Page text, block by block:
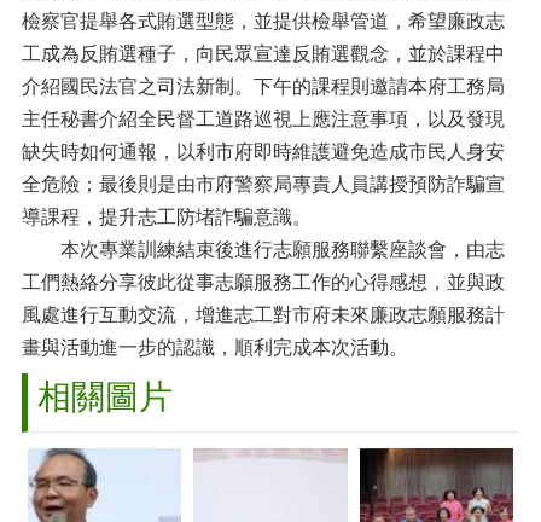
檢察官提舉各式賄選型態，並提供檢舉管道，希望廉政志
工成為反賄選種子，向民眾宣達反賄選觀念，並於課程中
介紹國民法官之司法新制。下午的課程則邀請本府工務局
主任秘書介紹全民督工道路巡視上應注意事項，以及發現
缺失時如何通報，以利市府即時維護避免造成市民人身安
全危險；最後則是由市府警察局專責人員講授預防詐騙宣
導課程，提升志工防堵詐騙意識。
本次專業訓練結束後進行志願服務聯繫座談會，由志
工們熱絡分享彼此從事志願服務工作的心得感想，並與政
風處進行互動交流，增進志工對市府未來廉政志願服務計
畫與活動進一步的認識，順利完成本次活動。
相關圖片